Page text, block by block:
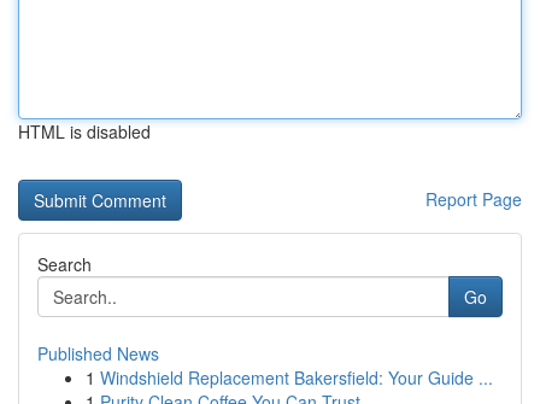
HTML is disabled
Report Page
Search
Go
Published News
1 Windshield Replacement Bakersfield: Your Guide ...